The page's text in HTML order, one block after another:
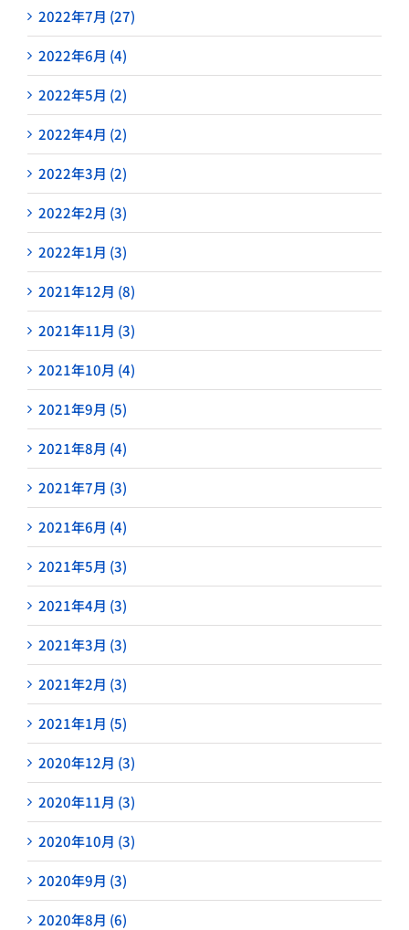
2022年7月 (27)
2022年6月 (4)
2022年5月 (2)
2022年4月 (2)
2022年3月 (2)
2022年2月 (3)
2022年1月 (3)
2021年12月 (8)
2021年11月 (3)
2021年10月 (4)
2021年9月 (5)
2021年8月 (4)
2021年7月 (3)
2021年6月 (4)
2021年5月 (3)
2021年4月 (3)
2021年3月 (3)
2021年2月 (3)
2021年1月 (5)
2020年12月 (3)
2020年11月 (3)
2020年10月 (3)
2020年9月 (3)
2020年8月 (6)